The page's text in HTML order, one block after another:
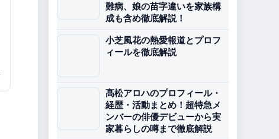
難病、娘の苗字違いを家族構
成も含め徹底解説！
小芝風花の熱愛報道とプロフ
ィールを徹底解説
髙松アロハのプロフィール・
経歴・活動まとめ！超特急メ
ンバーの俳優デビューから実
家暮らしの噂まで徹底解説